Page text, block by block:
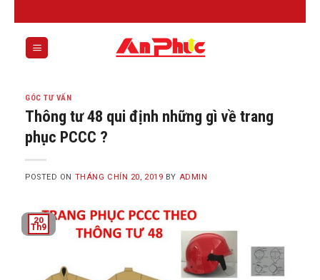
to
content
GÓC TƯ VẤN
Thông tư 48 qui định những gì về trang
phục PCCC ?
POSTED ON THÁNG CHÍN 20, 2019 BY ADMIN
20
Th9